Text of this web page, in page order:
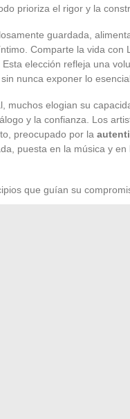
prioriza el rigor y la
guardada,
Comparte la vida con
elección refleja una
nunca exponer lo
muchos elogian su
y la confianza. Los
preocupado por la
puesta en la música y
que guían su